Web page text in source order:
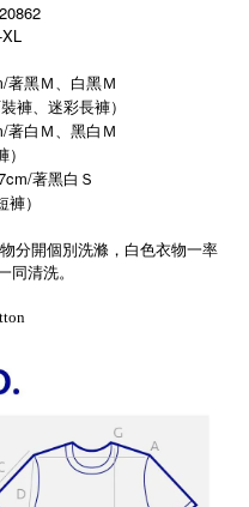
著黑Ｍ、白黑Ｍ
褲、迷彩長褲）
著白Ｍ、黑白Ｍ
）
著黑白Ｓ
）
分開個別洗滌，白色衣物一率
同清洗。